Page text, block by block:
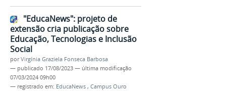
"EducaNews": projeto de
extensão cria publicação sobre
Educação, Tecnologias e Inclusão
Social
porVirgínia Graziela Fonseca Barbosa
— publicado 17/08/2023 — última modificação
07/03/2024 09h00
— registrado em: EducaNews , Campus Ouro